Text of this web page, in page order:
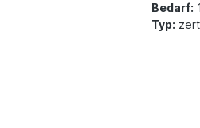
Bedarf:
Typ: